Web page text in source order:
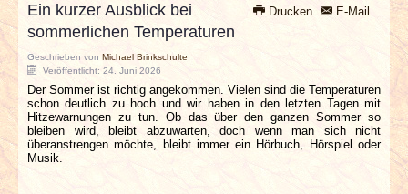
NEUESTE ARTIKEL
NEWS & DATES
BERICHTE
VERLOSUNGEN
Drucken E-Mail
Ein kurzer Ausblick bei
sommerlichen Temperaturen
Geschrieben von Michael Brinkschulte
Veröffentlicht: 24. Juni 2026
Der Sommer ist richtig angekommen. Vielen sind die Temperaturen
schon deutlich zu hoch und wir haben in den letzten Tagen mit
Hitzewarnungen zu tun. Ob das über den ganzen Sommer so
bleiben wird, bleibt abzuwarten, doch wenn man sich nicht
überanstrengen möchte, bleibt immer ein Hörbuch, Hörspiel oder
Musik.